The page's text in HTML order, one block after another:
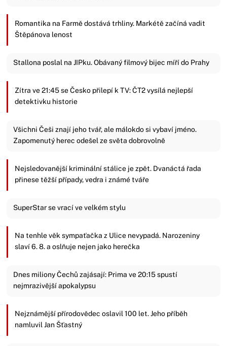
Romantika na Farmě dostává trhliny. Markétě začíná vadit
Štěpánova lenost
Stallona poslal na JIPku. Obávaný filmový bijec míří do Prahy
Zítra ve 21:45 se Česko přilepí k TV: ČT2 vysílá nejlepší
detektivku historie
Všichni Češi znají jeho tvář, ale málokdo si vybaví jméno.
Zapomenutý herec odešel ze světa dobrovolně
Nejsledovanější kriminální stálice je zpět. Dvanáctá řada
přinese těžší případy, vedra i známé tváře
SuperStar se vrací ve velkém stylu
Na tenhle věk sympaťačka z Ulice nevypadá. Narozeniny
slaví 6. 8. a oslňuje nejen jako herečka
Dnes miliony Čechů zajásají: Prima ve 20:15 spustí
nejmrazivější apokalypsu
Nejznámější přírodovědec oslavil 100 let. Jeho příběh
namluvil Jan Šťastný